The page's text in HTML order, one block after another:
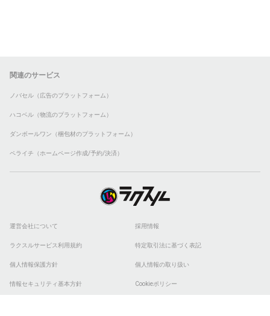
関連のサービス
ノバセル（広告のプラットフォーム）
ハコベル（物流のプラットフォーム）
ダンボールワン（梱包材のプラットフォーム）
ペライチ（ホームページ作成/予約/決済）
運営会社について 採用情報
ラクスルサービス利用規約 特定取引法に基づく表記
個人情報保護方針 個人情報の取り扱い
情報セキュリティ基本方針 Cookieポリシー